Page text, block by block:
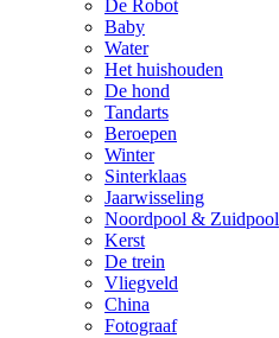
De Robot
Baby
Water
Het huishouden
De hond
Tandarts
Beroepen
Winter
Sinterklaas
Jaarwisseling
Noordpool & Zuidpool
Kerst
De trein
Vliegveld
China
Fotograaf